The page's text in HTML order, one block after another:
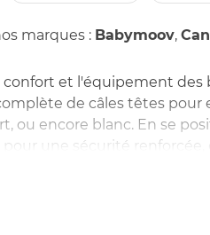
marques : Babymoov,
confort et l'équipement
de câles têtes pour
ou encore blanc. En se
pour une sécurité
complet ou même une
présente sa gamme de